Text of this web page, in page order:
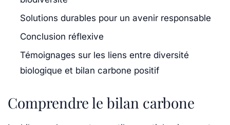
Solutions durables pour un avenir responsable
Conclusion réflexive
Témoignages sur les liens entre diversité
biologique et bilan carbone positif
Comprendre le bilan carbone